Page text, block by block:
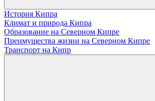
История Кипра
Климат и природа Кипра
Образование на Северном Кипре
Преимущества жизни на Северном Кипре
Транспорт на Кипр